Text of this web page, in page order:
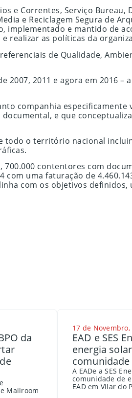
e Correntes, Serviço Bureau,
e Reciclagem Segura de
implementado e mantido de
realizar as políticas da
de Qualidade,
2011 e agora em 2016 –
companhia
e que
todo o território nacional
contentores com
com uma faturação de
com os objetivos definidos,
da
Mailroom
17 de Novembro,
EAD e SES
energia
A EADe a SES
comunidade de
EAD em Vilar do